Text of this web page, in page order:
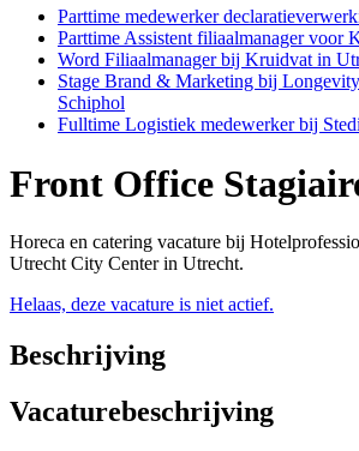
Parttime medewerker
Parttime Assistent filiaalmanager voor
Word Filiaalmanager bij Kruidvat in
Stage Brand & Marketing bij
Schiphol
Fulltime Logistiek medewerker bij
Front Office
Horeca en catering vacature bij
Utrecht City Center in Utrecht.
Helaas, deze vacature is niet actief.
Beschrijving
Vacaturebeschrijving